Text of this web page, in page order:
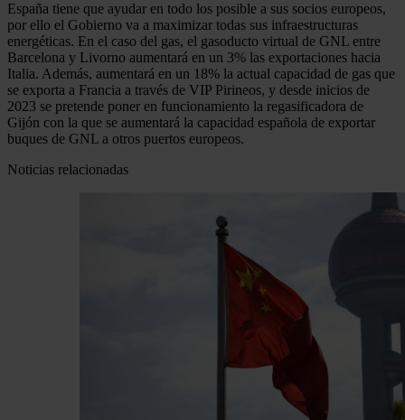
España tiene que ayudar en todo los posible a sus socios europeos,
por ello el Gobierno va a maximizar todas sus infraestructuras
energéticas. En el caso del gas, el gasoducto virtual de GNL entre
Barcelona y Livorno aumentará en un 3% las exportaciones hacia
Italia. Además, aumentará en un 18% la actual capacidad de gas que
se exporta a Francia a través de VIP Pirineos, y desde inicios de
2023 se pretende poner en funcionamiento la regasificadora de
Gijón con la que se aumentará la capacidad española de exportar
buques de GNL a otros puertos europeos.
Noticias relacionadas